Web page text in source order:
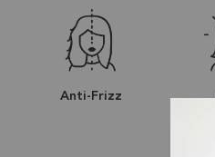
Anti-Frizz